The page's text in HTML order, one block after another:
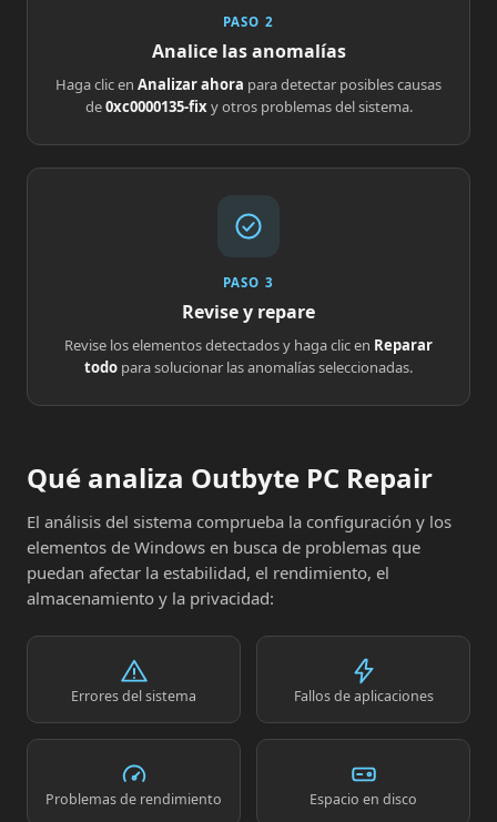
PASO 2
Analice las anomalías
Haga clic en Analizar ahora para detectar posibles causas
de0xc0000135-fixy otros problemas del sistema.
PASO 3
Revise y repare
Revise los elementos detectados y haga clic en Reparar
todo para solucionar las anomalías seleccionadas.
Qué analiza Outbyte PC Repair
El análisis del sistema comprueba la configuración y los
elementos de Windows en busca de problemas que
puedan afectar la estabilidad, el rendimiento, el
almacenamiento y la privacidad:
Errores del sistema Fallos de aplicaciones
Problemas de rendimiento Espacio en disco